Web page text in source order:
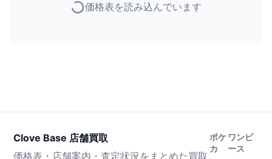
価格表を読み込んでいます
Clove Base 店舗買取
価格表・店舗案内・査定状況をまとめた買取
ポケ
カ
ワンピ
ース